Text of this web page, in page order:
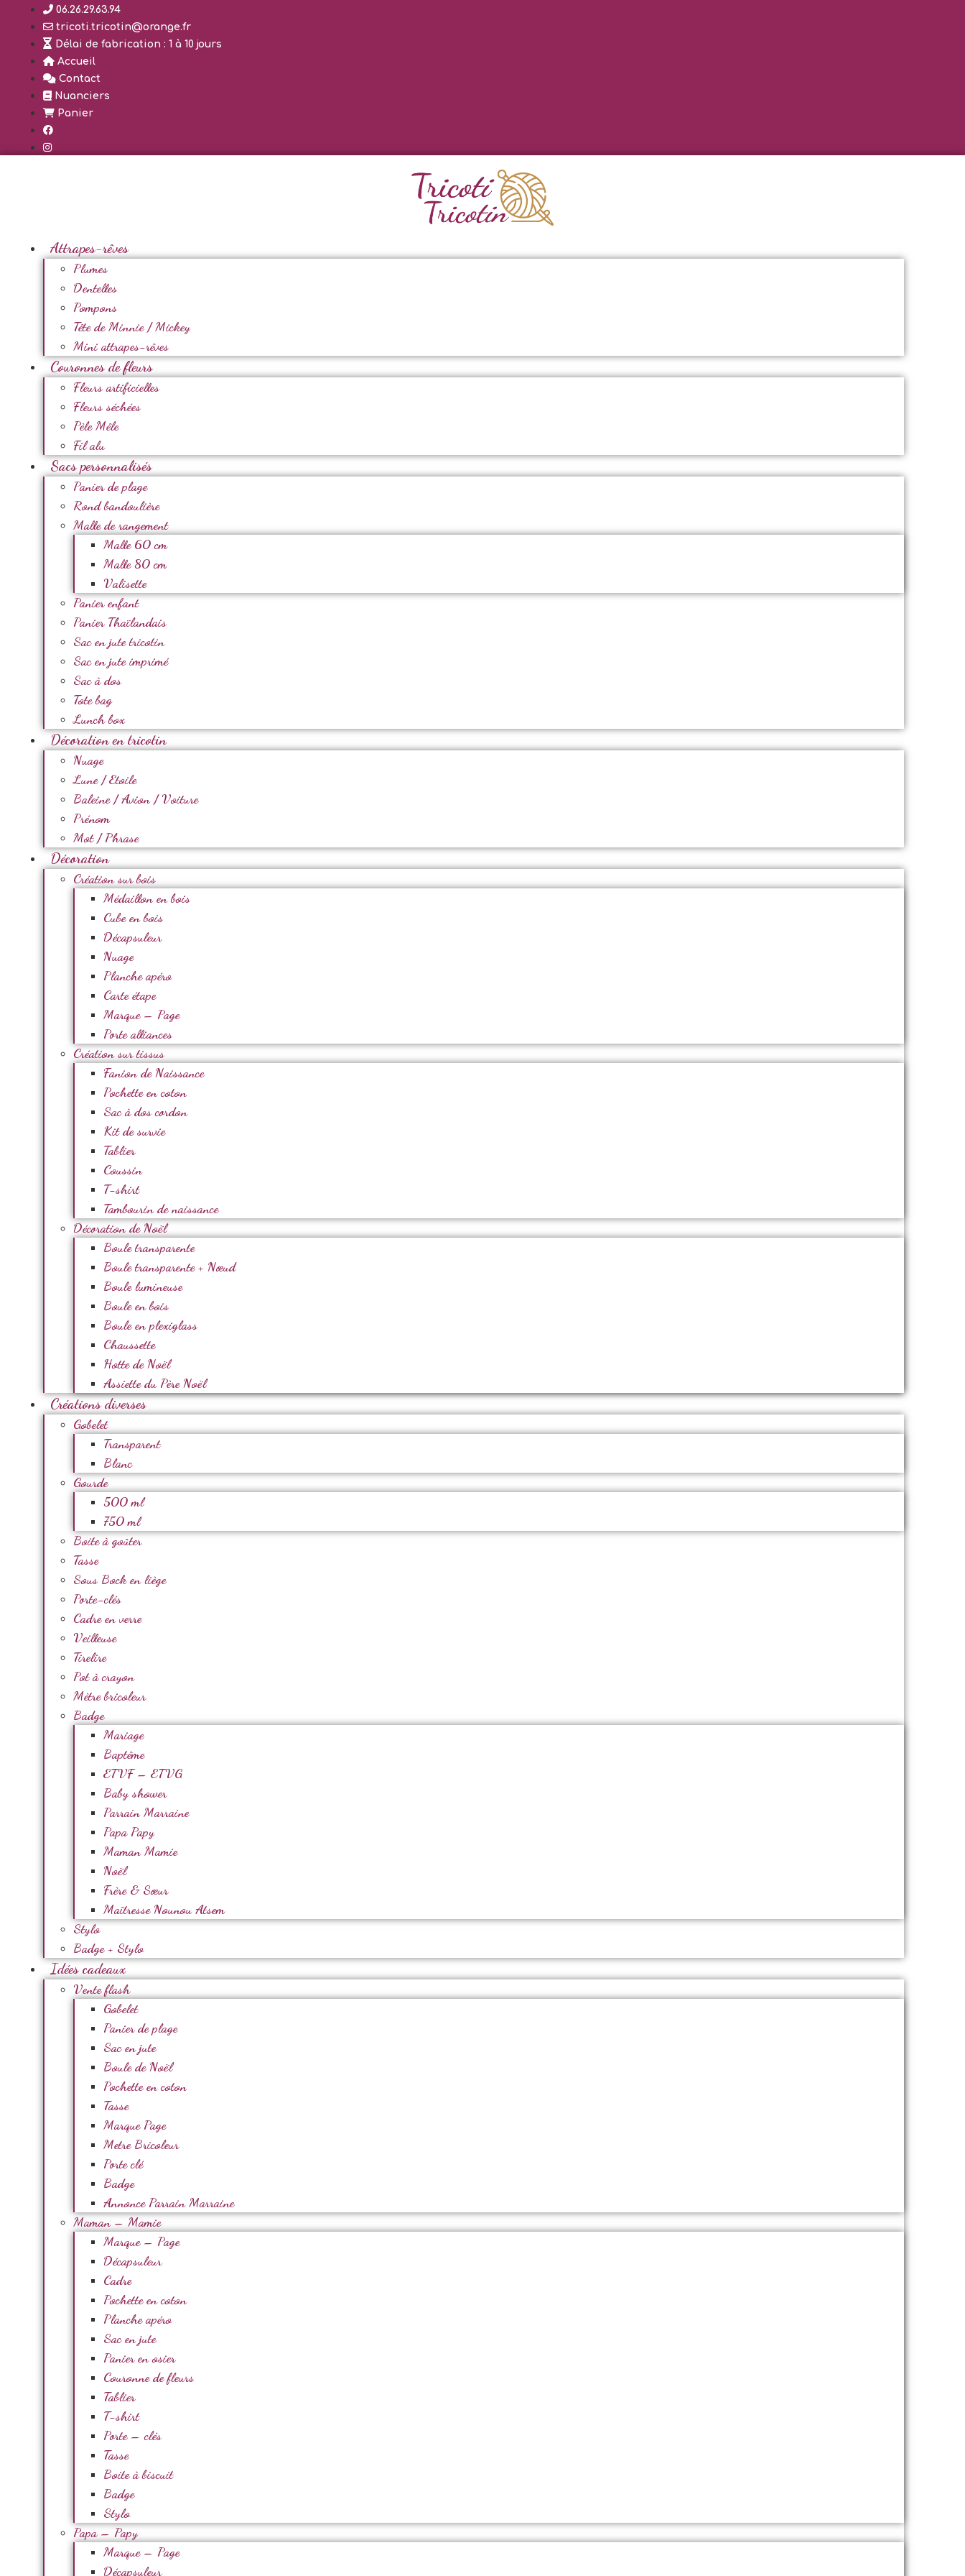
contenu
06.26.29.63.94
tricoti.tricotin@orange.fr
Délai de fabrication : 1 à 10 jours
Accueil
Contact
Nuanciers
Panier
Attrapes-rêves
Plumes
Dentelles
Pompons
Tête de Minnie / Mickey
Mini attrapes-rêves
Couronnes de fleurs
Fleurs artificielles
Fleurs séchées
Pèle Mêle
Fil alu
Sacs personnalisés
Panier de plage
Rond bandoulière
Malle de rangement
Malle 60 cm
Malle 80 cm
Valisette
Panier enfant
Panier Thaïlandais
Sac en jute tricotin
Sac en jute imprimé
Sac à dos
Tote bag
Lunch box
Décoration en tricotin
Nuage
Lune / Etoile
Baleine / Avion / Voiture
Prénom
Mot / Phrase
Décoration
Création sur bois
Médaillon en bois
Cube en bois
Décapsuleur
Nuage
Planche apéro
Carte étape
Marque – Page
Porte alliances
Création sur tissus
Fanion de Naissance
Pochette en coton
Sac à dos cordon
Kit de survie
Tablier
Coussin
T-shirt
Tambourin de naissance
Décoration de Noël
Boule transparente
Boule transparente + Nœud
Boule lumineuse
Boule en bois
Boule en plexiglass
Chaussette
Hotte de Noël
Assiette du Père Noël
Créations diverses
Gobelet
Transparent
Blanc
Gourde
500 ml
750 ml
Boite à goûter
Tasse
Sous Bock en liège
Porte-clés
Cadre en verre
Veilleuse
Tirelire
Pot à crayon
Mètre bricoleur
Badge
Mariage
Baptême
ETVF – ETVG
Baby shower
Parrain Marraine
Papa Papy
Maman Mamie
Noël
Frère & Sœur
Maîtresse Nounou Atsem
Stylo
Badge + Stylo
Idées cadeaux
Vente flash
Gobelet
Panier de plage
Sac en jute
Boule de Noël
Pochette en coton
Tasse
Marque Page
Metre Bricoleur
Porte clé
Badge
Annonce Parrain Marraine
Maman – Mamie
Marque – Page
Décapsuleur
Cadre
Pochette en coton
Planche apéro
Sac en jute
Panier en osier
Couronne de fleurs
Tablier
T-shirt
Porte – clés
Tasse
Boite à biscuit
Badge
Stylo
Papa – Papy
Marque – Page
Décapsuleur